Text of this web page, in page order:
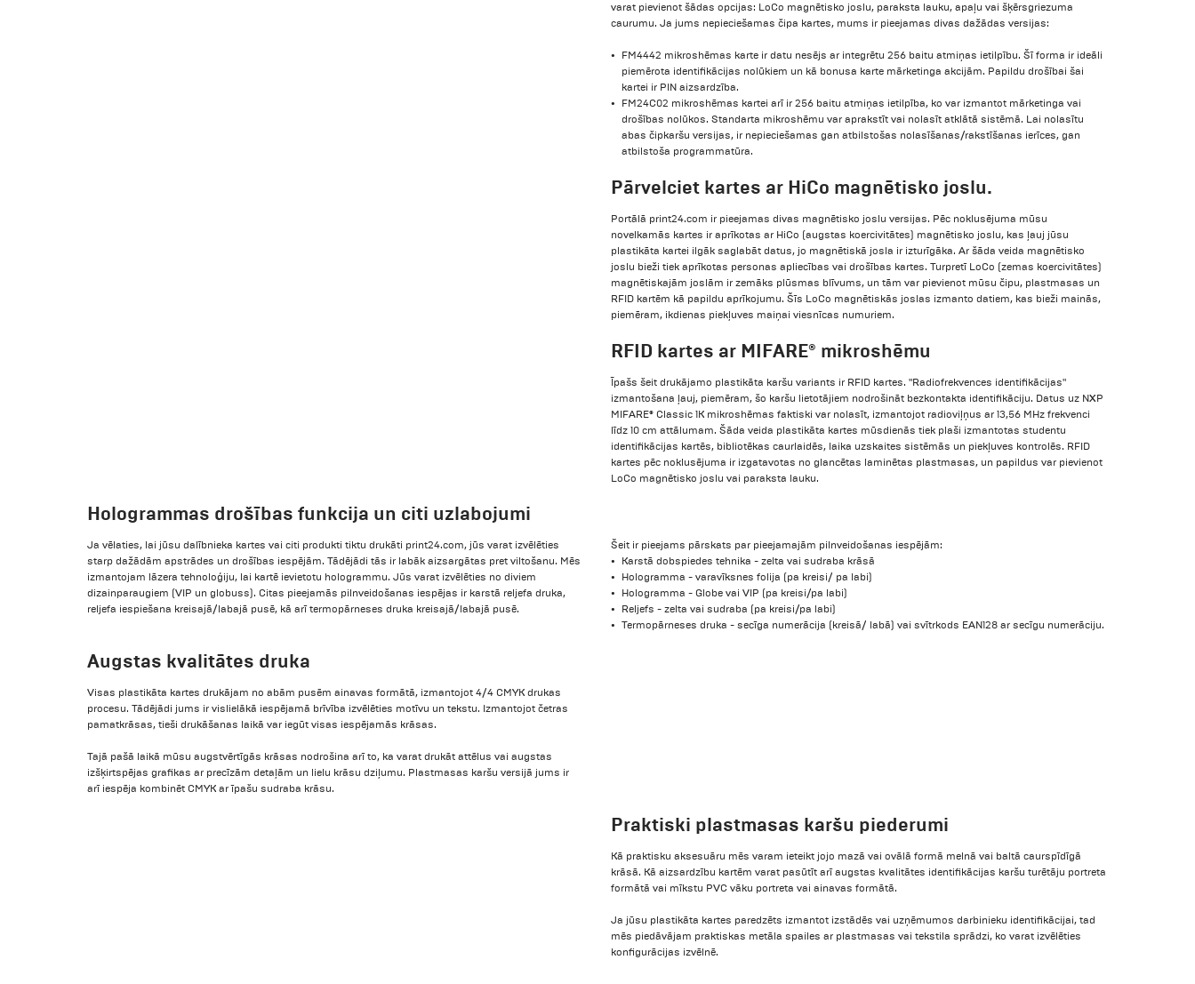
varat pievienot šādas opcijas: LoCo magnētisko joslu, paraksta lauku, apaļu vai šķērsgriezuma
caurumu. Ja jums nepieciešamas čipa kartes, mums ir pieejamas divas dažādas versijas:
FM4442 mikroshēmas karte ir datu nesējs ar integrētu 256 baitu atmiņas ietilpību. Šī forma ir ideāli
piemērota identifikācijas nolūkiem un kā bonusa karte mārketinga akcijām. Papildu drošībai šai
kartei ir PIN aizsardzība.
FM24C02 mikroshēmas kartei arī ir 256 baitu atmiņas ietilpība, ko var izmantot mārketinga vai
drošības nolūkos. Standarta mikroshēmu var aprakstīt vai nolasīt atklātā sistēmā. Lai nolasītu
abas čipkaršu versijas, ir nepieciešamas gan atbilstošas nolasīšanas/rakstīšanas ierīces, gan
atbilstoša programmatūra.
Pārvelciet kartes ar HiCo magnētisko joslu.
Portālā print24.com ir pieejamas divas magnētisko joslu versijas. Pēc noklusējuma mūsu
novelkamās kartes ir aprīkotas ar HiCo (augstas koercivitātes) magnētisko joslu, kas ļauj jūsu
plastikāta kartei ilgāk saglabāt datus, jo magnētiskā josla ir izturīgāka. Ar šāda veida magnētisko
joslu bieži tiek aprīkotas personas apliecības vai drošības kartes. Turpretī LoCo (zemas koercivitātes)
magnētiskajām joslām ir zemāks plūsmas blīvums, un tām var pievienot mūsu čipu, plastmasas un
RFID kartēm kā papildu aprīkojumu. Šīs LoCo magnētiskās joslas izmanto datiem, kas bieži mainās,
piemēram, ikdienas piekļuves maiņai viesnīcas numuriem.
RFID kartes ar MIFARE® mikroshēmu
Īpašs šeit drukājamo plastikāta karšu variants ir RFID kartes. "Radiofrekvences identifikācijas"
izmantošana ļauj, piemēram, šo karšu lietotājiem nodrošināt bezkontakta identifikāciju. Datus uz NXP
MIFARE® Classic 1K mikroshēmas faktiski var nolasīt, izmantojot radioviļņus ar 13,56 MHz frekvenci
līdz 10 cm attālumam. Šāda veida plastikāta kartes mūsdienās tiek plaši izmantotas studentu
identifikācijas kartēs, bibliotēkas caurlaidēs, laika uzskaites sistēmās un piekļuves kontrolēs. RFID
kartes pēc noklusējuma ir izgatavotas no glancētas laminētas plastmasas, un papildus var pievienot
LoCo magnētisko joslu vai paraksta lauku.
Hologrammas drošības funkcija un citi uzlabojumi
Ja vēlaties, lai jūsu dalībnieka kartes vai citi produkti tiktu drukāti print24.com, jūs varat izvēlēties
starp dažādām apstrādes un drošības iespējām. Tādējādi tās ir labāk aizsargātas pret viltošanu. Mēs
izmantojam lāzera tehnoloģiju, lai kartē ievietotu hologrammu. Jūs varat izvēlēties no diviem
dizainparaugiem (VIP un globuss). Citas pieejamās pilnveidošanas iespējas ir karstā reljefa druka,
reljefa iespiešana kreisajā/labajā pusē, kā arī termopārneses druka kreisajā/labajā pusē.
Šeit ir pieejams pārskats par pieejamajām pilnveidošanas iespējām:
Karstā dobspiedes tehnika - zelta vai sudraba krāsā
Hologramma - varavīksnes folija (pa kreisi/ pa labi)
Hologramma - Globe vai VIP (pa kreisi/pa labi)
Reljefs - zelta vai sudraba (pa kreisi/pa labi)
Termopārneses druka - secīga numerācija (kreisā/ labā) vai svītrkods EAN128 ar secīgu numerāciju.
Augstas kvalitātes druka
Visas plastikāta kartes drukājam no abām pusēm ainavas formātā, izmantojot 4/4 CMYK drukas
procesu. Tādējādi jums ir vislielākā iespējamā brīvība izvēlēties motīvu un tekstu. Izmantojot četras
pamatkrāsas, tieši drukāšanas laikā var iegūt visas iespējamās krāsas.
Tajā pašā laikā mūsu augstvērtīgās krāsas nodrošina arī to, ka varat drukāt attēlus vai augstas
izšķirtspējas grafikas ar precīzām detaļām un lielu krāsu dziļumu. Plastmasas karšu versijā jums ir
arī iespēja kombinēt CMYK ar īpašu sudraba krāsu.
Praktiski plastmasas karšu piederumi
Kā praktisku aksesuāru mēs varam ieteikt jojo mazā vai ovālā formā melnā vai baltā caurspīdīgā
krāsā. Kā aizsardzību kartēm varat pasūtīt arī augstas kvalitātes identifikācijas karšu turētāju portreta
formātā vai mīkstu PVC vāku portreta vai ainavas formātā.
Ja jūsu plastikāta kartes paredzēts izmantot izstādēs vai uzņēmumos darbinieku identifikācijai, tad
mēs piedāvājam praktiskas metāla spailes ar plastmasas vai tekstila sprādzi, ko varat izvēlēties
konfigurācijas izvēlnē.